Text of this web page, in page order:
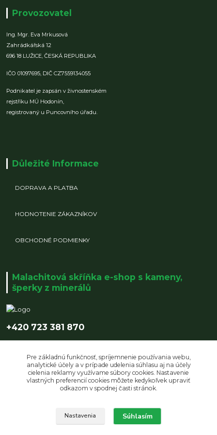
Provozovatel
Ing. Mgr. Eva Mrkusová
Zahrádkářská 12
696 18 LUŽICE,ČESKÁ REPUBLIKA
IČO 01097695, DIČ CZ7559134055
Podnikatel je zapsán v živnostenském
rejstříku MÚ Hodonín,
registrovaný u Puncovního úřadu.
Důležité Informace
DOPRAVA A PLATBA
HODNOTENIE ZÁKAZNÍKOV
OBCHODNÉ PODMIENKY
Malachitová skříňka e-shop s kameny,
šperky z minerálů
+420 723 381 870
Upravit sběr cookies.
Pre základnú funkčnosť, spríjemnenie používania webu,
analytické účely a v prípade udelenia súhlasu aj na účely
cielenia reklamy využívame súbory cookies. Nastavenie
vlastných preferencií cookies môžete kedykoľvek upraviť
odkazom v spodnej časti stránok.
Nastavenia Súhlasím